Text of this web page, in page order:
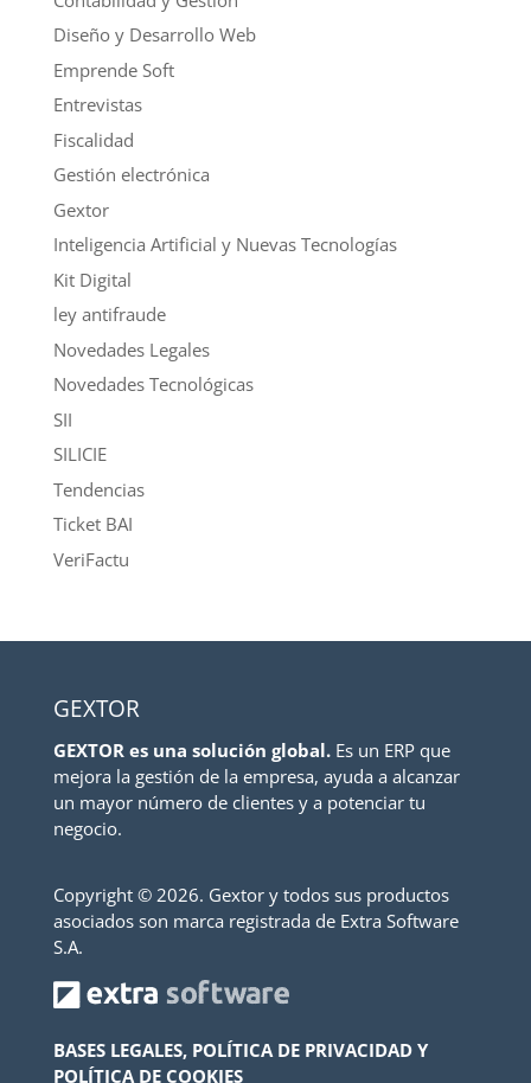
Diseño y Desarrollo Web
Emprende Soft
Entrevistas
Fiscalidad
Gestión electrónica
Gextor
Inteligencia Artificial y Nuevas Tecnologías
Kit Digital
ley antifraude
Novedades Legales
Novedades Tecnológicas
SII
SILICIE
Tendencias
Ticket BAI
VeriFactu
GEXTOR
GEXTOR es una solución global.Es un ERP que
mejora la gestión de la empresa, ayuda a alcanzar
un mayor número de clientes y a potenciar tu
negocio.
Copyright © 2026. Gextor y todos sus productos
asociados son marca registrada de Extra Software
S.A.
BASES LEGALES, POLÍTICA DE PRIVACIDAD Y
POLÍTICA DE COOKIES